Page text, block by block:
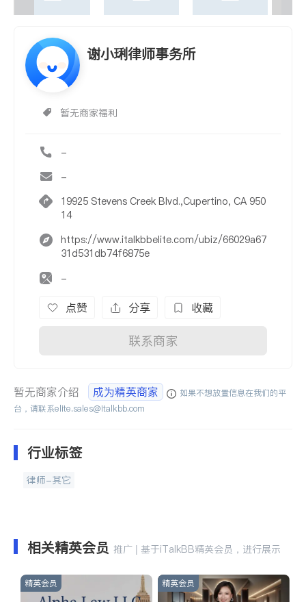
谢小琍律师事务所
暂无商家福利
-
-
19925 Stevens Creek Blvd.,Cupertino, CA 950
14
https://www.italkbbelite.com/ubiz/66029a67
31d531db74f6875e
-
点赞 分享 收藏
联系商家
暂无商家介绍 成为精英商家
如果不想放置信息在我们的平
台，请联系elite.sales@italkbb.com
行业标签
律师-其它
相关精英会员 推广 | 基于iTalkBB精英会员，进行展示
精英会员 精英会员